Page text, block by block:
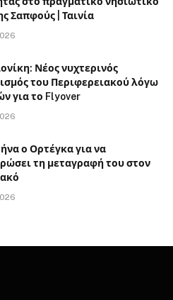
Σαπφούς | Ταινία
Νέος νυχτερινός
του Περιφερειακού λόγω
για το Flyover
ο Ορτέγκα για να
τη μεταγραφή του στον